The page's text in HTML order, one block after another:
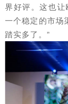
界好评。这也让
一个稳定的市场
踏实多了。”